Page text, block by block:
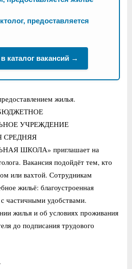
предоставляется
каталог вакансий →
жилья.
УЧРЕЖДЕНИЕ
СРЕДНЯЯ
ШКОЛА» приглашает на
Вакансия подойдёт тем, кто
или вахтой. Сотрудникам
жильё: благоустроенная
частичными удобствами.
жилья и об условиях проживания
до подписания трудового